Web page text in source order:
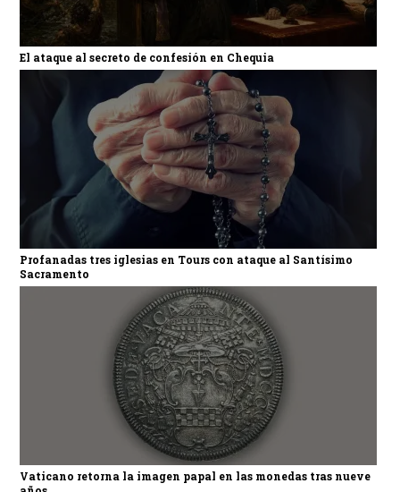
El ataque al secreto de confesión en Chequia
Profanadas tres iglesias en Tours con ataque al Santísimo
Sacramento
Vaticano retorna la imagen papal en las monedas tras nueve